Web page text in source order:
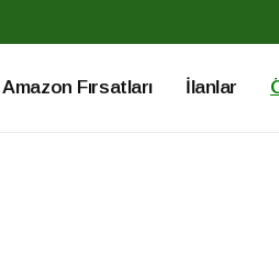
Amazon Fırsatları İlanlar